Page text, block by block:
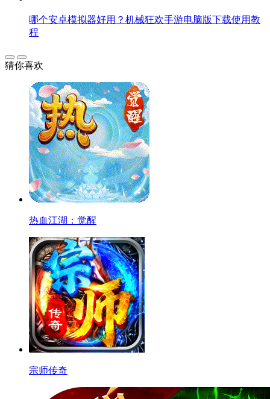
哪个安卓模拟器好用？机械狂欢手游电脑版下载使用教
程
猜你喜欢
热血江湖：觉醒
宗师传奇